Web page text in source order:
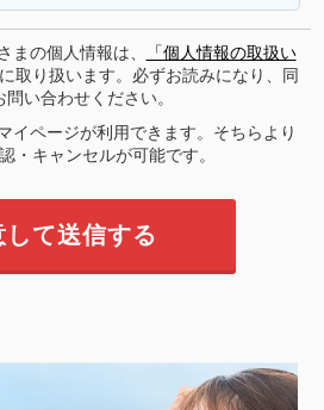
まの個人情報は、
「個人情報の取扱い
取り扱います。必ずお読みになり、同
い合わせください。
イページが利用できます。そちらより
・キャンセルが可能です。